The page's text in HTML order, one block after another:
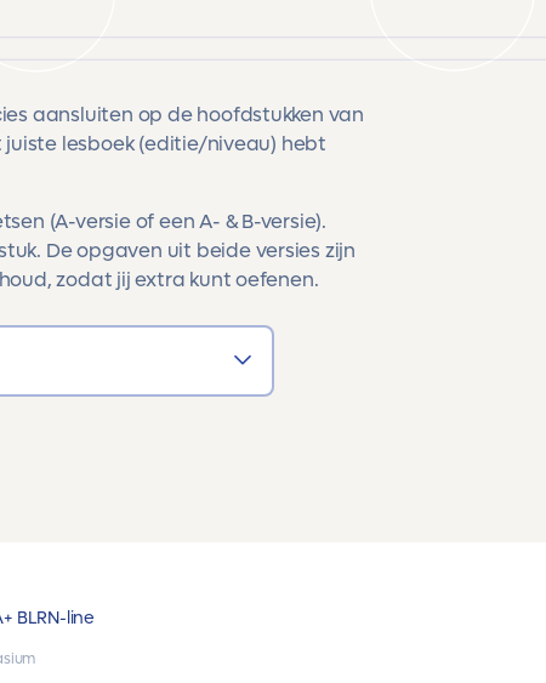
aansluiten op de hoofdstukken van
lesboek (editie/niveau) hebt
(A-versie of een A- & B-versie).
De opgaven uit beide versies zijn
zodat jij extra kunt oefenen.
BLRN-line